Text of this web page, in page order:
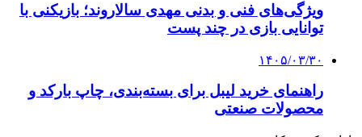
ویژگی‌های فنی و بدنی مهدی سالاروند؛ بازیکنی با
توانایی بازی در چند پست
۱۴۰۵/۰۳/۳۰
راهنمای خرید لیبل برای بسته‌بندی، چاپ بارکد و
محصولات صنعتی